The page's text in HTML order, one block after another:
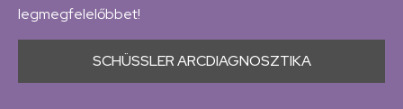
legmegfelelőbbet!
SCHÜSSLER ARCDIAGNOSZTIKA